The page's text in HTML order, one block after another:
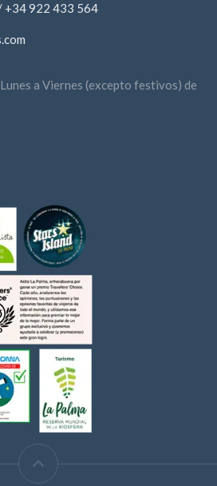
+34 922 433 564
a Viernes (excepto festivos) de